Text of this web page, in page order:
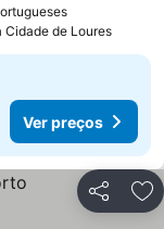
Cidade de Loures
Ver preços
Partilhar